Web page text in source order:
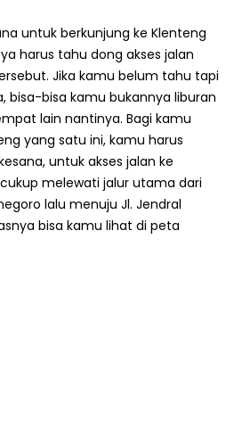
untuk berkunjung ke Klenteng
harus tahu dong akses jalan
Jika kamu belum tahu tapi
bisa-bisa kamu bukannya liburan
lain nantinya. Bagi kamu
yang satu ini, kamu harus
untuk akses jalan ke
melewati jalur utama dari
lalu menuju Jl. Jendral
bisa kamu lihat di peta